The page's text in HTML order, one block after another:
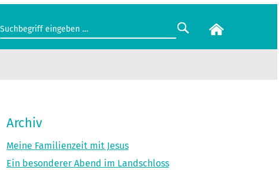
Archiv
Meine Familienzeit mit Jesus
Ein besonderer Abend im Landschloss